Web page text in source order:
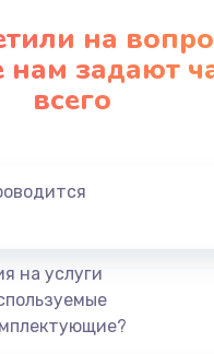
Заказать
мультиконтроллера
Заказать
на
нам задают
всего
на услуги